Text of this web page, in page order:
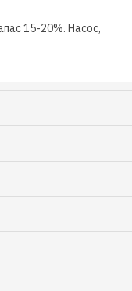
15-20%. Насос,